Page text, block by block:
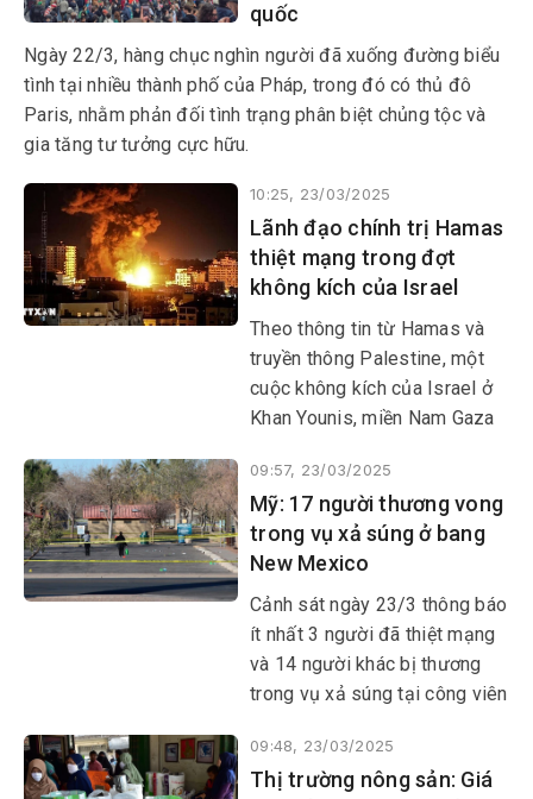
quốc
Ngày 22/3, hàng chục nghìn người đã xuống đường biểu
tình tại nhiều thành phố của Pháp, trong đó có thủ đô
Paris, nhằm phản đối tình trạng phân biệt chủng tộc và
gia tăng tư tưởng cực hữu.
10:25, 23/03/2025
Lãnh đạo chính trị Hamas
thiệt mạng trong đợt
không kích của Israel
Theo thông tin từ Hamas và
truyền thông Palestine, một
cuộc không kích của Israel ở
Khan Younis, miền Nam Gaza
Hamas Salah al-Bardaweel
rạng sáng 23/3 (giờ địa
phương).
09:57, 23/03/2025
Mỹ: 17 người thương vong
trong vụ xả súng ở bang
New Mexico
Cảnh sát ngày 23/3 thông báo
ít nhất 3 người đã thiệt mạng
và 14 người khác bị thương
trong vụ xả súng tại công viên
Las Cruces, bang New
Mexico của Mỹ vào khoảng
09:48, 23/03/2025
Thị trường nông sản: Giá